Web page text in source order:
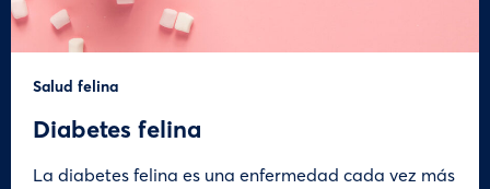
Salud felina
Diabetes felina
La diabetes felina es una enfermedad cada vez más